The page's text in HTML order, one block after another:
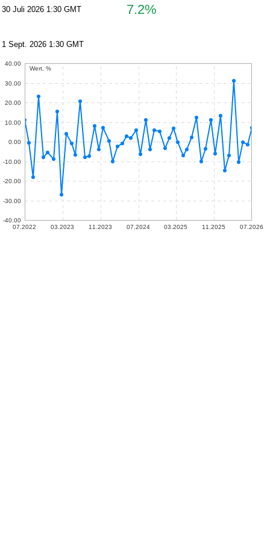
30 Juli 2026 1:30 GMT 7.2%
1 Sept. 2026 1:30 GMT